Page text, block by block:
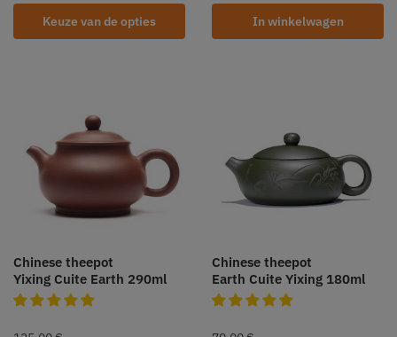
Keuze van de opties In winkelwagen
Chinese theepot
Yixing Cuite Earth 290ml
Chinese theepot
Earth Cuite Yixing 180ml